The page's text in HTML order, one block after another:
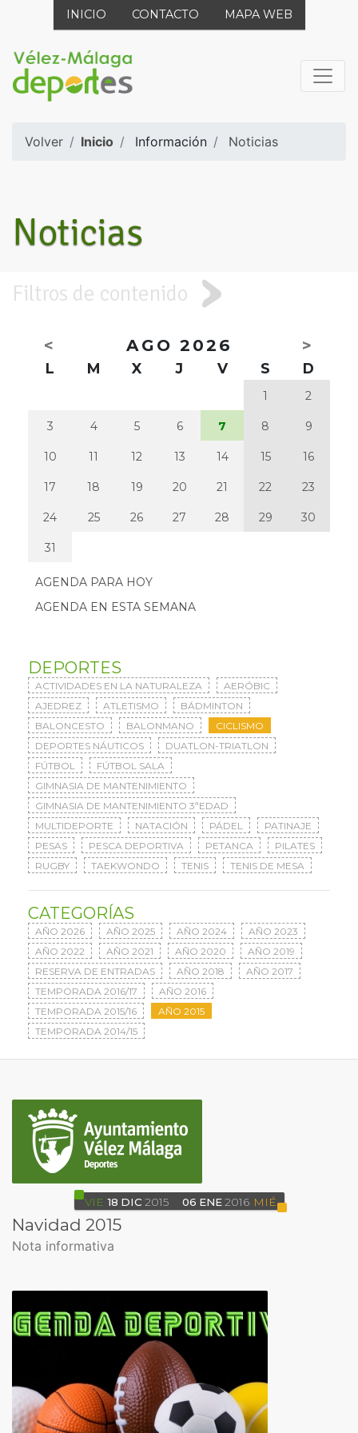
INICIO CONTACTO MAPA WEB
Volver Inicio Información Noticias
Noticias
Filtros de contenido
< AGO 2026 >
L M X J V S D
1 2
3 4 5 6 7 8 9
10 11 12 13 14 15 16
17 18 19 20 21 22 23
24 25 26 27 28 29 30
31
AGENDA PARA HOY
AGENDA EN ESTA SEMANA
DEPORTES
ACTIVIDADES EN LA NATURALEZA
AERÓBIC
AJEDREZ
ATLETISMO
BÁDMINTON
BALONCESTO
BALONMANO
CICLISMO
DEPORTES NÁUTICOS
DUATLON-TRIATLON
FÚTBOL
FÚTBOL SALA
GIMNASIA DE MANTENIMIENTO
GIMNASIA DE MANTENIMIENTO 3ªEDAD
MULTIDEPORTE
NATACIÓN PÁDEL
PATINAJE
PESAS
PESCA DEPORTIVA PETANCA
PILATES
RUGBY
TAEKWONDO TENIS TENIS DE MESA
CATEGORÍAS
AÑO 2026 AÑO 2025 AÑO 2024
AÑO 2023
AÑO 2022
AÑO 2021 AÑO 2020
AÑO 2019
RESERVA DE ENTRADAS
AÑO 2018
AÑO 2017
TEMPORADA 2016/17
AÑO 2016
TEMPORADA 2015/16
AÑO 2015
TEMPORADA 2014/15
VIE 18 DIC 2015 06 ENE 2016 MIÉ
Navidad 2015
Nota informativa